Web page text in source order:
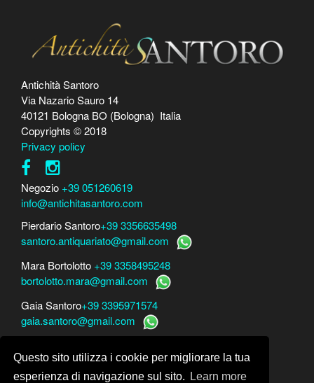
Questo sito utilizza i cookie per migliorare la tua
esperienza di navigazione sul sito.
Learn more
Antichità Santoro
Via Nazario Sauro 14
40121 Bologna BO (Bologna) Italia
Copyrights © 2018
Privacy policy
Negozio +39 051260619
info@antichitasantoro.com
Pierdario Santoro+39 3356635498
santoro.antiquariato@gmail.com
Mara Bortolotto +39 3358495248
bortolotto.mara@gmail.com
Gaia Santoro+39 3395971574
gaia.santoro@gmail.com
Mara Bortolottowww.perito-arte-antiquariato.it
Dario Santorowww.peritoarte.info